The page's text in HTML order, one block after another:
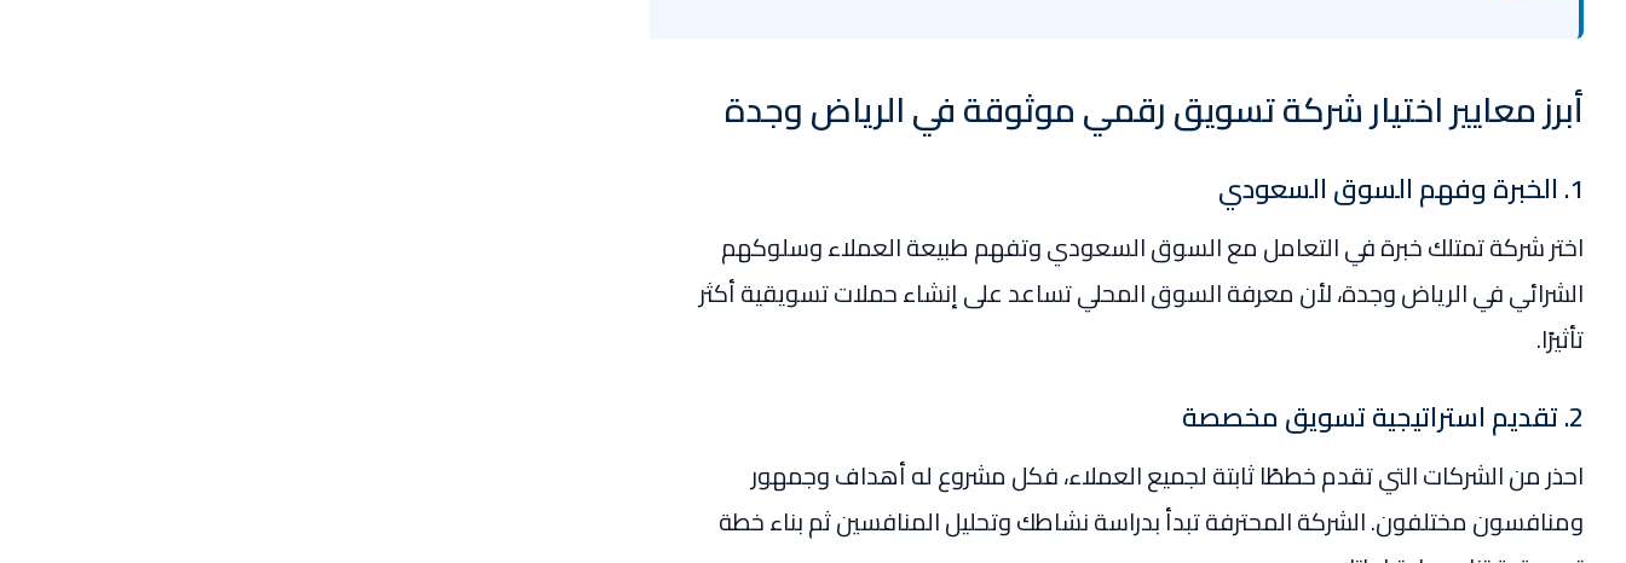
أبرز معايير اختيار شركة تسويق رقمي موثوقة في الرياض وجدة
1. الخبرة وفهم السوق السعودي
اختر شركة تمتلك خبرة في التعامل مع السوق السعودي وتفهم طبيعة العملاء وسلوكهم
الشرائي في الرياض وجدة، لأن معرفة السوق المحلي تساعد على إنشاء حملات تسويقية أكثر
تأثيرًا.
2. تقديم استراتيجية تسويق مخصصة
احذر من الشركات التي تقدم خططًا ثابتة لجميع العملاء، فكل مشروع له أهداف وجمهور
ومنافسون مختلفون. الشركة المحترفة تبدأ بدراسة نشاطك وتحليل المنافسين ثم بناء خطة